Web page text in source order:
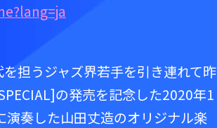
担うジャズ界若手を引き連れて昨
の発売を記念した2020年1
奏した山田丈造のオリジナル楽